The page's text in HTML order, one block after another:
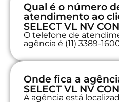
Qual é o número
atendimento ao
SELECT VL NV
O telefone de
agência é (11) 3389-
Onde fica a
SELECT VL NV
A agência está